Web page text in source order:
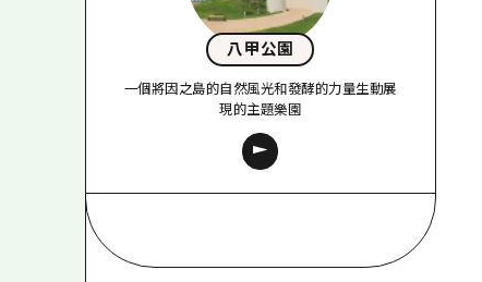
八甲公園
一個將因之島的自然風光和發酵的力量生動展
現的主題樂園